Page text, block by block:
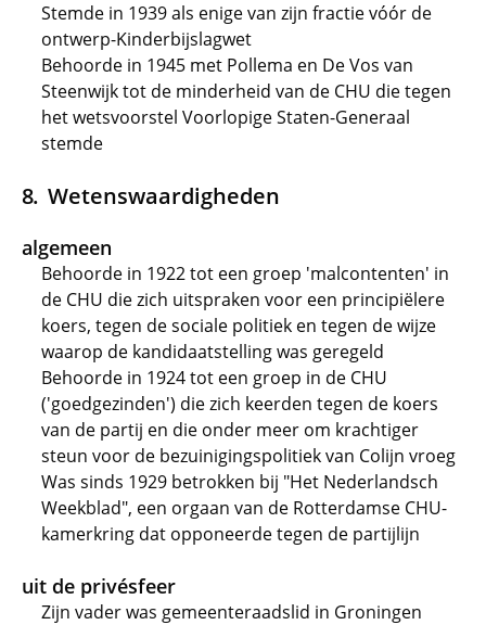
Stemde in 1939 als enige van zijn fractie vóór de
ontwerp-Kinderbijslagwet
Behoorde in 1945 met Pollema en De Vos van
Steenwijk tot de minderheid van de CHU die tegen
het wetsvoorstel Voorlopige Staten-Generaal
stemde
Wetenswaardigheden
algemeen
Behoorde in 1922 tot een groep 'malcontenten' in
de CHU die zich uitspraken voor een principiëlere
koers, tegen de sociale politiek en tegen de wijze
waarop de kandidaatstelling was geregeld
Behoorde in 1924 tot een groep in de CHU
('goedgezinden') die zich keerden tegen de koers
van de partij en die onder meer om krachtiger
steun voor de bezuinigingspolitiek van Colijn vroeg
Was sinds 1929 betrokken bij "Het Nederlandsch
Weekblad", een orgaan van de Rotterdamse CHU-
kamerkring dat opponeerde tegen de partijlijn
uit de privésfeer
Zijn vader was gemeenteraadslid in Groningen